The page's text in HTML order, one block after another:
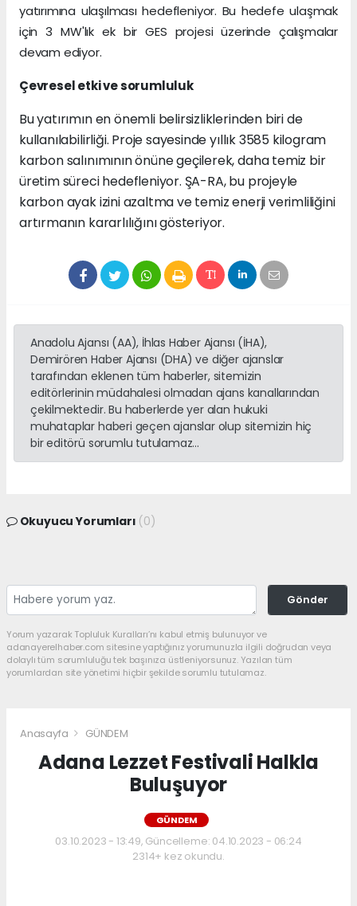
yatırımına ulaşılması hedefleniyor. Bu hedefe ulaşmak
için 3 MW'lık ek bir GES projesi üzerinde çalışmalar
devam ediyor.
Çevresel etki ve sorumluluk
Bu yatırımın en önemli belirsizliklerinden biri de
kullanılabilirliği. Proje sayesinde yıllık 3585 kilogram
karbon salınımının önüne geçilerek, daha temiz bir
üretim süreci hedefleniyor. ŞA-RA, bu projeyle
karbon ayak izini azaltma ve temiz enerji verimliliğini
artırmanın kararlılığını gösteriyor.
Anadolu Ajansı (AA), İhlas Haber Ajansı (İHA),
Demirören Haber Ajansı (DHA) ve diğer ajanslar
tarafından eklenen tüm haberler, sitemizin
editörlerinin müdahalesi olmadan ajans kanallarından
çekilmektedir. Bu haberlerde yer alan hukuki
muhataplar haberi geçen ajanslar olup sitemizin hiç
bir editörü sorumlu tutulamaz...
Okuyucu Yorumları (0)
Gönder
Yorum yazarak Topluluk Kuralları’nı kabul etmiş bulunuyor ve
adanayerelhaber.com sitesine yaptığınız yorumunuzla ilgili doğrudan veya
dolaylı tüm sorumluluğu tek başınıza üstleniyorsunuz. Yazılan tüm
yorumlardan site yönetimi hiçbir şekilde sorumlu tutulamaz.
Anasayfa GÜNDEM
Adana Lezzet Festivali Halkla
Buluşuyor
GÜNDEM
03.10.2023 - 13:49, Güncelleme: 04.10.2023 - 06:24
2314+ kez okundu.